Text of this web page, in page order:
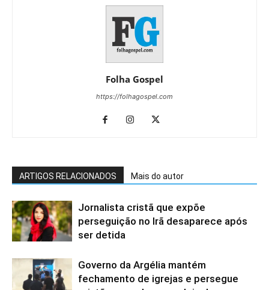
Folha Gospel
https://folhagospel.com
ARTIGOS RELACIONADOS Mais do autor
Jornalista cristã que expõe
perseguição no Irã desaparece após
ser detida
Governo da Argélia mantém
fechamento de igrejas e persegue